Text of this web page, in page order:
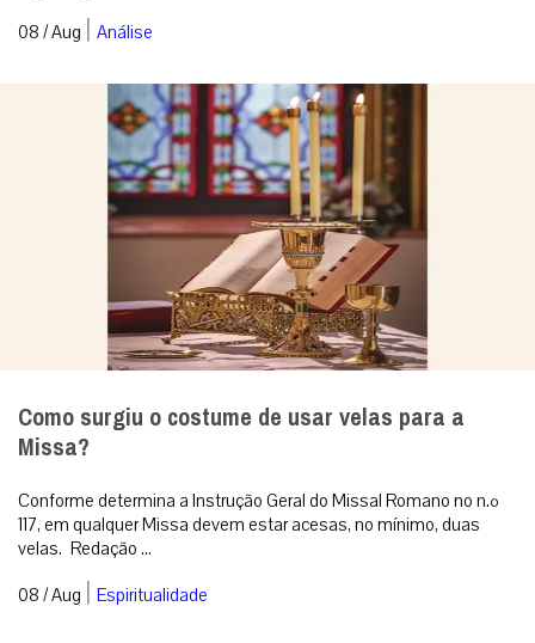
08 / Aug | Análise
Como surgiu o costume de usar velas para a
Missa?
Conforme determina a Instrução Geral do Missal Romano no n.º
117, em qualquer Missa devem estar acesas, no mínimo, duas
velas. Redação ...
08 / Aug | Espiritualidade